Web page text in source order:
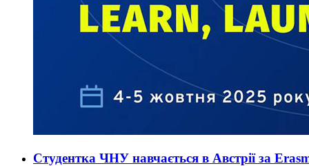
Студентка ЧНУ навчається в Австрії за